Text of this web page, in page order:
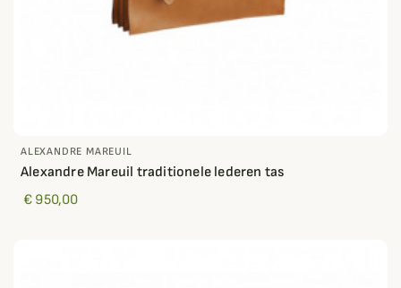
ALEXANDRE MAREUIL
Alexandre Mareuil traditionele lederen tas
€ 950,00